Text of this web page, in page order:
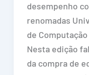
desempenho
renomadas
de
Nesta edição
da compra de